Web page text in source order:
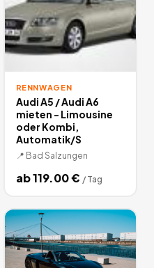
RENNWAGEN
Audi A5 / Audi A6
mieten - Limousine
oder Kombi,
Automatik/S
📍 Bad Salzungen
ab119.00€ / Tag